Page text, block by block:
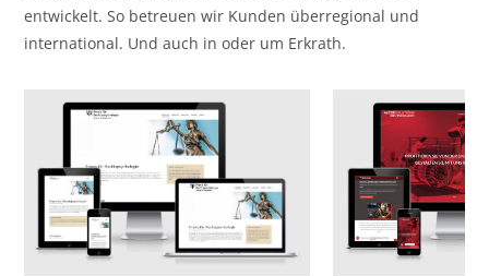
entwickelt. So betreuen wir Kunden überregional und
international. Und auch in oder um Erkrath.